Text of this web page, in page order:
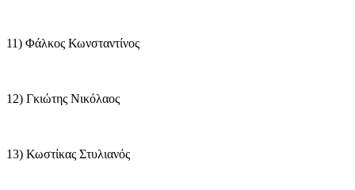
11) Φάλκος Κωνσταντίνος
12) Γκιώτης Νικόλαος
13) Κωστίκας Στυλιανός